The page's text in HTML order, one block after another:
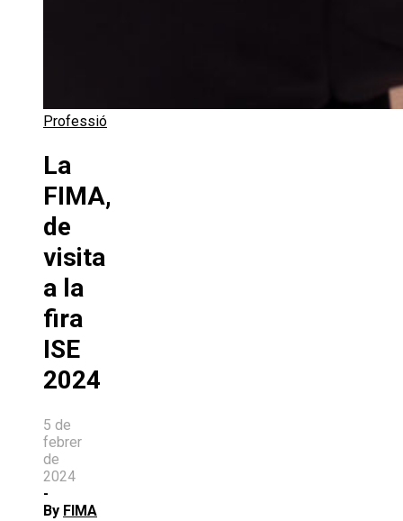
Professió
La
FIMA,
de
visita
a la
fira
ISE
2024
5 de
febrer
de
2024
-
By FIMA